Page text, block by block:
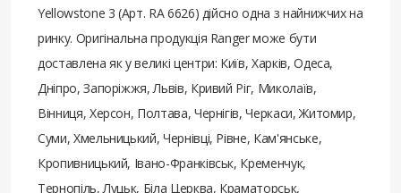
Yellowstone 3 (Арт. RA 6626) дійсно одна з найнижчих на
ринку. Оригінальна продукція Ranger може бути
доставлена ​​як у великі центри: Київ, Харків, Одеса,
Дніпро, Запоріжжя, Львів, Кривий Ріг, Миколаїв,
Вінниця, Херсон, Полтава, Чернігів, Черкаси, Житомир,
Суми, Хмельницький, Чернівці, Рівне, Кам'янське,
Кропивницький, Івано-Франківськ, Кременчук,
Тернопіль, Луцьк, Біла Церква, Краматорськ,